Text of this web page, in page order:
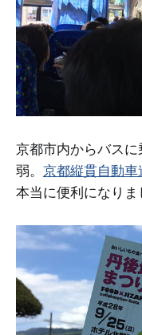
京都市内からバス
弱。 京都縦貫自動車
本当に便利になりま